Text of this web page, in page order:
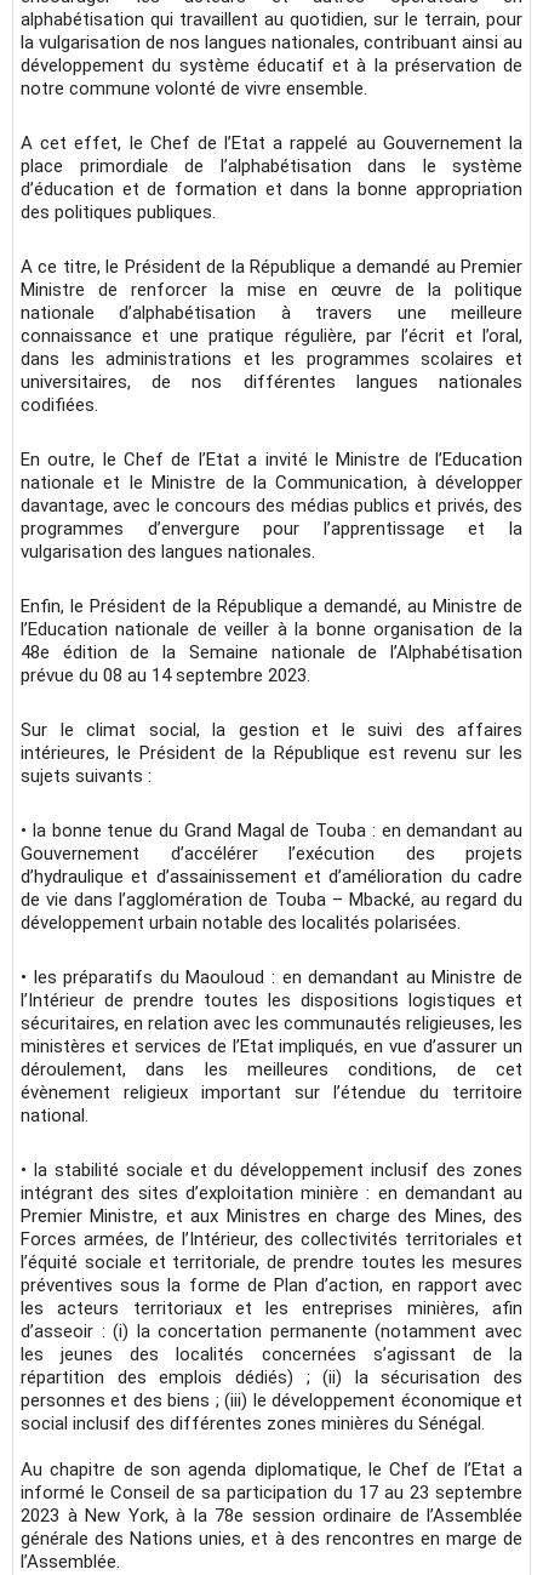
alphabétisation qui travaillent au quotidien, sur le terrain, pour
la vulgarisation de nos langues nationales, contribuant ainsi au
développement du système éducatif et à la préservation de
notre commune volonté de vivre ensemble.
A cet effet, le Chef de l’Etat a rappelé au Gouvernement la
place primordiale de l’alphabétisation dans le système
d’éducation et de formation et dans la bonne appropriation
des politiques publiques.
A ce titre, le Président de la République a demandé au Premier
Ministre de renforcer la mise en œuvre de la politique
nationale d’alphabétisation à travers une meilleure
connaissance et une pratique régulière, par l’écrit et l’oral,
dans les administrations et les programmes scolaires et
universitaires, de nos différentes langues nationales
codifiées.
En outre, le Chef de l’Etat a invité le Ministre de l’Education
nationale et le Ministre de la Communication, à développer
davantage, avec le concours des médias publics et privés, des
programmes d’envergure pour l’apprentissage et la
vulgarisation des langues nationales.
Enfin, le Président de la République a demandé, au Ministre de
l’Education nationale de veiller à la bonne organisation de la
48e édition de la Semaine nationale de l’Alphabétisation
prévue du 08 au 14 septembre 2023.
Sur le climat social, la gestion et le suivi des affaires
intérieures, le Président de la République est revenu sur les
sujets suivants :
• la bonne tenue du Grand Magal de Touba : en demandant au
Gouvernement d’accélérer l’exécution des projets
d’hydraulique et d’assainissement et d’amélioration du cadre
de vie dans l’agglomération de Touba – Mbacké, au regard du
développement urbain notable des localités polarisées.
• les préparatifs du Maouloud : en demandant au Ministre de
l’Intérieur de prendre toutes les dispositions logistiques et
sécuritaires, en relation avec les communautés religieuses, les
ministères et services de l’Etat impliqués, en vue d’assurer un
déroulement, dans les meilleures conditions, de cet
évènement religieux important sur l’étendue du territoire
national.
• la stabilité sociale et du développement inclusif des zones
intégrant des sites d’exploitation minière : en demandant au
Premier Ministre, et aux Ministres en charge des Mines, des
Forces armées, de l’Intérieur, des collectivités territoriales et
l’équité sociale et territoriale, de prendre toutes les mesures
préventives sous la forme de Plan d’action, en rapport avec
les acteurs territoriaux et les entreprises minières, afin
d’asseoir : (i) la concertation permanente (notamment avec
les jeunes des localités concernées s’agissant de la
répartition des emplois dédiés) ; (ii) la sécurisation des
personnes et des biens ; (iii) le développement économique et
social inclusif des différentes zones minières du Sénégal.
Au chapitre de son agenda diplomatique, le Chef de l’Etat a
informé le Conseil de sa participation du 17 au 23 septembre
2023 à New York, à la 78e session ordinaire de l’Assemblée
générale des Nations unies, et à des rencontres en marge de
l’Assemblée.